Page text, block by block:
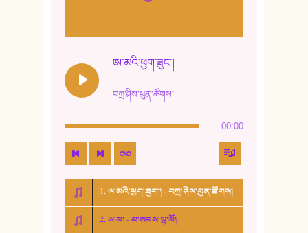
ཨ་མའི་ཕྱག་ཟུང་།
བཀྲ་ཤིས་ཕུན་ཚོགས།
00:00
1. ཨ་མའི་ཕྱག་ཟུང་། - བཀྲ་ཤིས་ཕུན་ཚོགས།
2. ཨ་མ། - པ་སངས་ལྷ་མོ།